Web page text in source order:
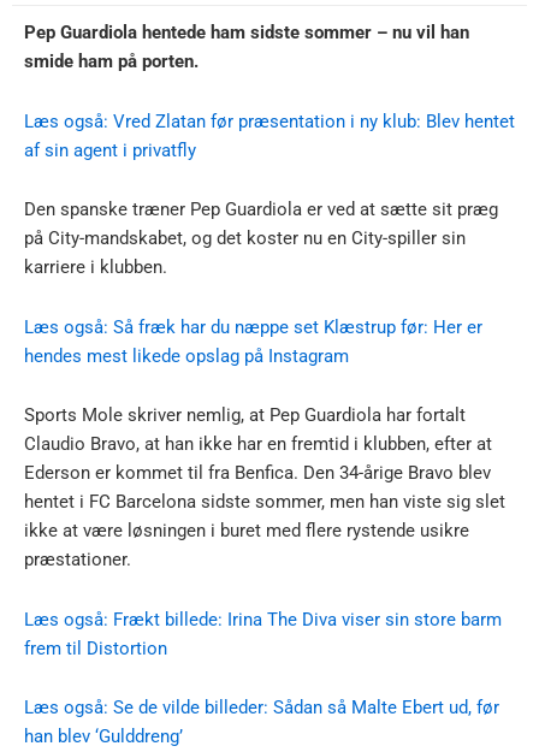
Pep Guardiola hentede ham sidste sommer – nu vil han
smide ham på porten.
Læs også: Vred Zlatan før præsentation i ny klub: Blev hentet
af sin agent i privatfly
Den spanske træner Pep Guardiola er ved at sætte sit præg
på City-mandskabet, og det koster nu en City-spiller sin
karriere i klubben.
Læs også: Så fræk har du næppe set Klæstrup før: Her er
hendes mest likede opslag på Instagram
Sports Mole skriver nemlig, at Pep Guardiola har fortalt
Claudio Bravo, at han ikke har en fremtid i klubben, efter at
Ederson er kommet til fra Benfica. Den 34-årige Bravo blev
hentet i FC Barcelona sidste sommer, men han viste sig slet
ikke at være løsningen i buret med flere rystende usikre
præstationer.
Læs også: Frækt billede: Irina The Diva viser sin store barm
frem til Distortion
Læs også: Se de vilde billeder: Sådan så Malte Ebert ud, før
han blev ‘Gulddreng’